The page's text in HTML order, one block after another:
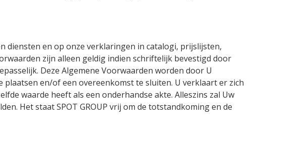
diensten en op onze verklaringen in catalogi, prijslijsten,
zijn alleen geldig indien schriftelijk bevestigd door
Deze Algemene Voorwaarden worden door U
en/of een overeenkomst te sluiten. U verklaart er zich
waarde heeft als een onderhandse akte. Alleszins zal Uw
Het staat SPOT GROUP vrij om de totstandkoming en de